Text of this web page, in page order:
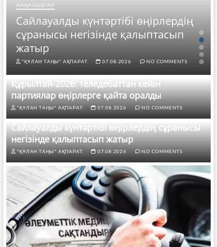
ЖАҢАЛЫҚТАР
Сайлауалды күнтәртібі өңірлердің
сұранысы негізінде қалыптасып
жатыр
"ҚҰЛАН ТАҢЫ" АҚПАРАТ. 07.08.2026 NO COMMENTS
Құрылтай-2026: теледебаттан кейін
партиялар өңірлерге қайта оралды
"ҚҰЛАН ТАҢЫ" АҚПАРАТ. 07.08.2026 NO COMMENTS
Сайлауалды күнтәртібі өңірлердің сұранысы
негізінде қалыптасып жатыр
"ҚҰЛАН ТАҢЫ" АҚПАРАТ. 07.08.2026 NO COMMENTS